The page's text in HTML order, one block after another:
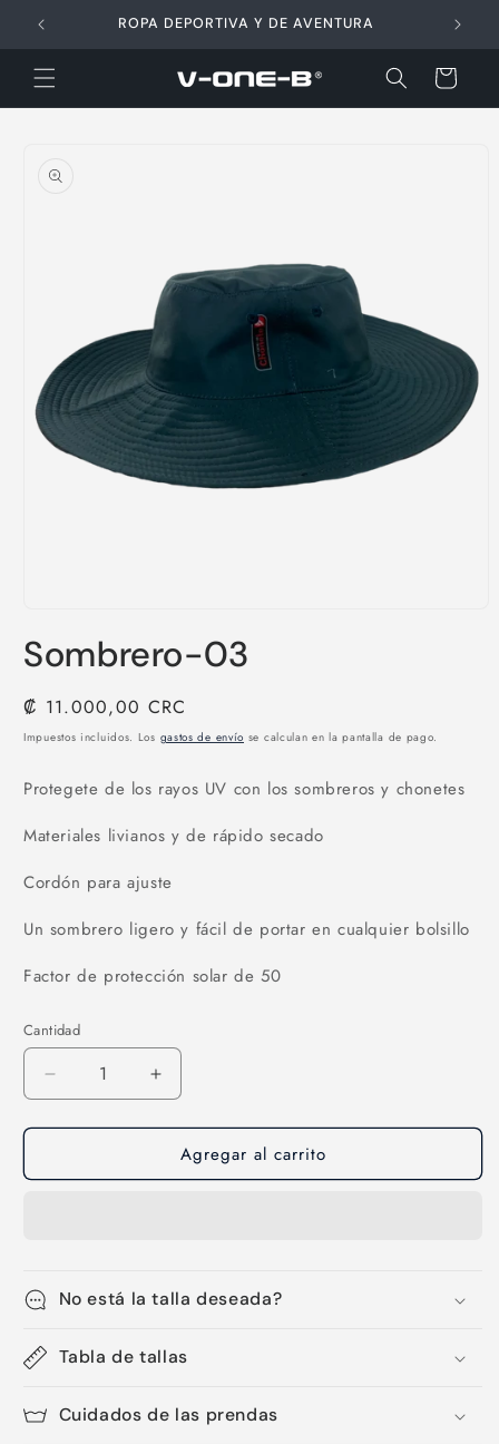
directamente
al contenido
ROPA DEPORTIVA Y DE AVENTURA
Carrito
información
multimedia
1
una
ventana
modal
Sombrero-03
Precio
habitual
₡ 11.000,00 CRC
Impuestos incluidos. Los gastos de envío se calculan en la pantalla de pago.
Protegete de los rayos UV con los sombreros y chonetes
Materiales livianos y de rápido secado
Cordón para ajuste
Un sombrero ligero y fácil de portar en cualquier bolsillo
Factor de protección solar de 50
Cantidad
Cantidad
Reducir
cantidad
para
03
Aumentar
cantidad
para
Sombrero-
03
Agregar al carrito
No está la talla deseada?
Tabla de tallas
Cuidados de las prendas